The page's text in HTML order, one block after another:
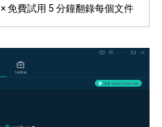
× 免費試用 5 分鐘翻錄每個文件